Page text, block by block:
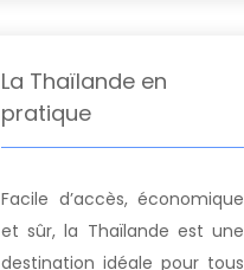
La Thaïlande en
pratique
Facile d’accès, économique
et sûr, la Thaïlande est une
destination idéale pour tous